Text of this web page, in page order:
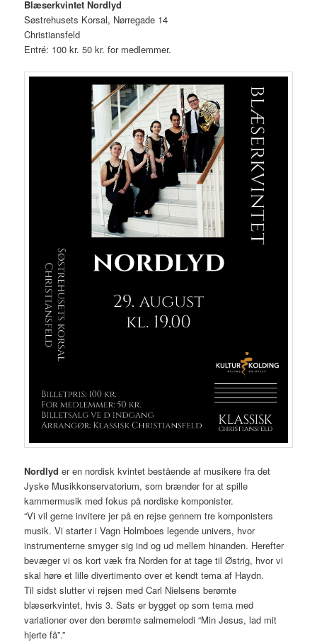
Blæserkvintet Nordlyd
Søstrehusets Korsal, Nørregade 14
Christiansfeld
Entré: 100 kr. 50 kr. for medlemmer.
Nordlyd er en nordisk kvintet bestående af musikere fra det
Jyske Musikkonservatorium, som brænder for at spille
kammermusik med fokus på nordiske komponister.
“Vi vil gerne invitere jer på en rejse gennem tre komponisters
musik. Vi starter i Vagn Holmboes legende univers, hvor
instrumenterne smyger sig ind og ud mellem hinanden. Herefter
bevæger vi os kort væk fra Norden for at tage til Østrig, hvor vi
skal høre et lille divertimento over et kendt tema af Haydn.
Til sidst slutter vi rejsen med Carl Nielsens berømte
blæserkvintet, hvis 3. Sats er bygget op som tema med
variationer over den berømte salmemelodi “Min Jesus, lad mit
hjerte få”.”